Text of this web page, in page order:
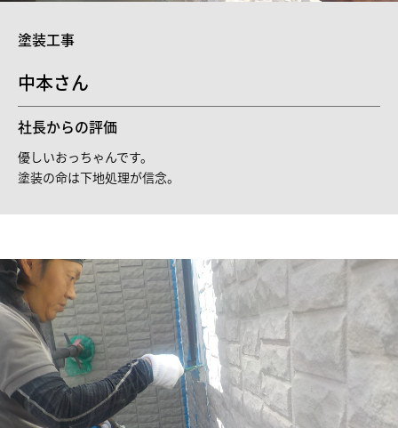
塗装工事
中本さん
社長からの評価
優しいおっちゃんです。
塗装の命は下地処理が信念。